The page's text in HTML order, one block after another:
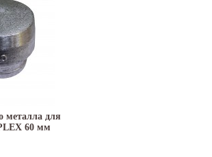
металла для
60 мм